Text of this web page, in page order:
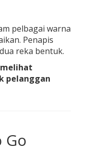
pelbagai warna
Penapis
reka bentuk.
pelanggan
Go